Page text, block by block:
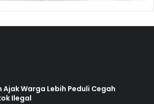
Ajak Warga Lebih Peduli Cegah
Ilegal